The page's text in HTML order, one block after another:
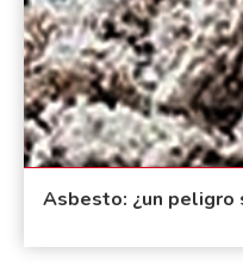
Asbesto: ¿un peligro